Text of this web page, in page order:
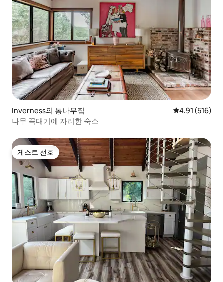
Inverness의 통나무집 평점 4.91점(5
4.91 (516)
나무 꼭대기에 자리한 숙소
게스트 선호
게스트 선호